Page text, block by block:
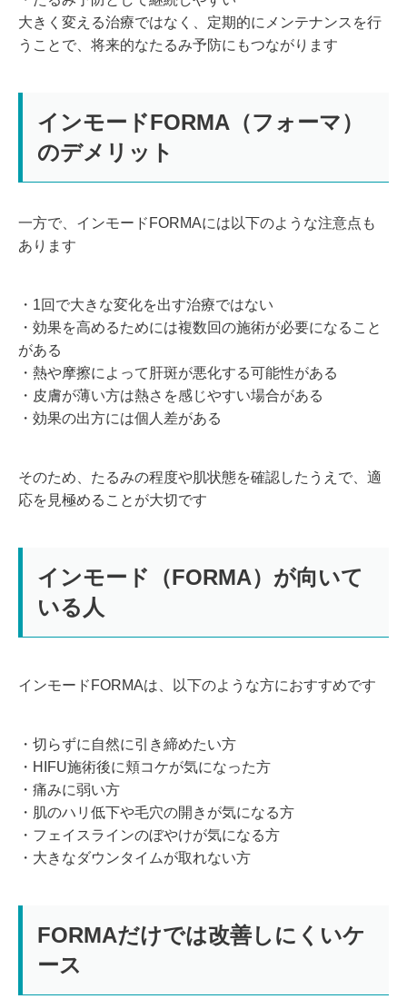
大きく変える治療ではなく、定期的にメンテナンスを行
うことで、将来的なたるみ予防にもつながります
インモードFORMA（フォーマ）
のデメリット
一方で、インモードFORMAには以下のような注意点も
あります
・1回で大きな変化を出す治療ではない
・効果を高めるためには複数回の施術が必要になること
がある
・熱や摩擦によって肝斑が悪化する可能性がある
・皮膚が薄い方は熱さを感じやすい場合がある
・効果の出方には個人差がある
そのため、たるみの程度や肌状態を確認したうえで、適
応を見極めることが大切です
インモード（FORMA）が向いて
いる人
インモードFORMAは、以下のような方におすすめです
・切らずに自然に引き締めたい方
・HIFU施術後に頬コケが気になった方
・痛みに弱い方
・肌のハリ低下や毛穴の開きが気になる方
・フェイスラインのぼやけが気になる方
・大きなダウンタイムが取れない方
FORMAだけでは改善しにくいケ
ース